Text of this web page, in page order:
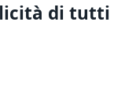
di tutti